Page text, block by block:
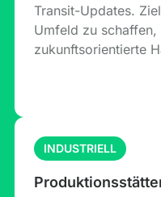
Transit-Updates.
Umfeld zu schaffen,
zukunftsorientierte
INDUSTRIELL